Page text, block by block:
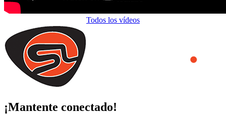
Todos los vídeos
¡Mantente conectado!